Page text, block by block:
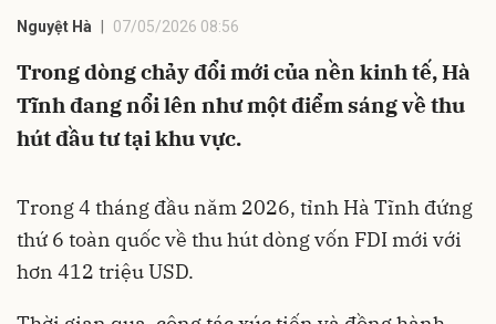
Nguyệt Hà 07/05/2026 08:56
Trong dòng chảy đổi mới của nền kinh tế, Hà
Tĩnh đang nổi lên như một điểm sáng về thu
hút đầu tư tại khu vực.
Trong 4 tháng đầu năm 2026, tỉnh Hà Tĩnh đứng
thứ 6 toàn quốc về thu hút dòng vốn FDI mới với
hơn 412 triệu USD.
Hủy